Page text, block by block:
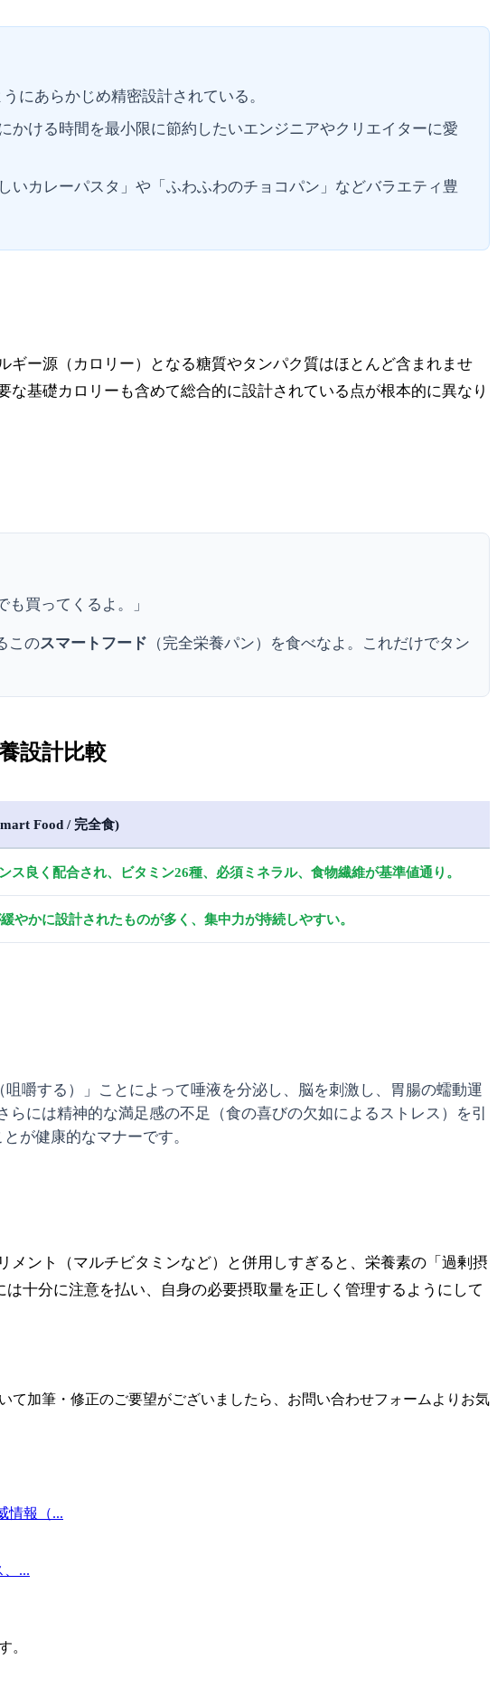
にあらかじめ精密設計されている。
かける時間を最小限に節約したいエンジニアやクリエイターに愛
カレーパスタ」や「ふわふわのチョコパン」などバラエティ豊
ー源（カロリー）となる糖質やタンパク質はほとんど含まれませ
基礎カロリーも含めて総合的に設計されている点が根本的に異なり
買ってくるよ。」
このスマートフード （完全栄養パン）を食べなよ。これだけでタン
設計比較
Food / 完全食)
ス良く配合され、ビタミン26種、必須ミネラル、食物繊維が基準値通り。
やかに設計されたものが多く、集中力が持続しやすい。
嚼する）」ことによって唾液を分泌し、脳を刺激し、胃腸の蠕動運
には精神的な満足感の不足（食の喜びの欠如によるストレス）を引
が健康的なマナーです。
ント（マルチビタミンなど）と併用しすぎると、栄養素の「過剰摂
十分に注意を払い、自身の必要摂取量を正しく管理するようにして
て加筆・修正のご要望がございましたら、お問い合わせフォームよりお気
情報（...
...
。